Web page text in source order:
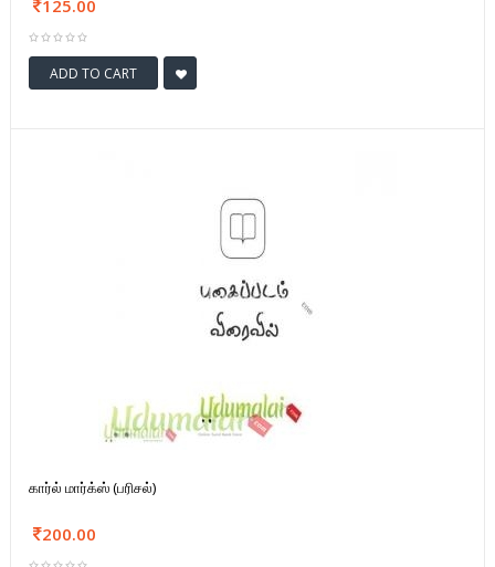
125.00
ADD TO CART
கார்ல் மார்க்ஸ் (பரிசல்)
200.00